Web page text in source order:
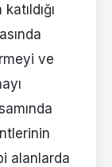
ve
alanlarda